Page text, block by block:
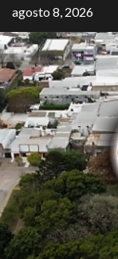
Saltar
al
contenido
agosto 8, 2026